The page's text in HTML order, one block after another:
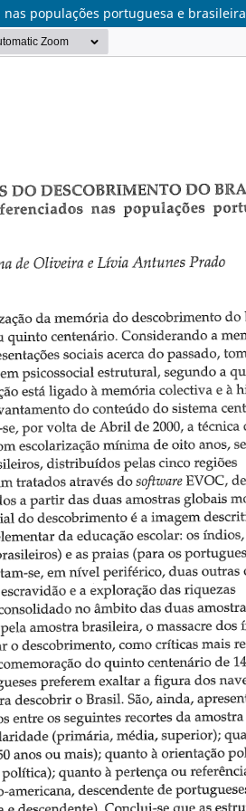
populações portuguesa e brasileira